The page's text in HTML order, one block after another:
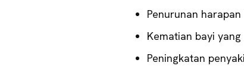
Penurunan
Kematian bayi
Peningkatan